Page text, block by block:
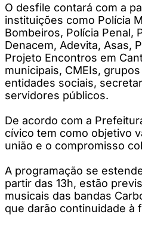
O desfile contará com a
instituições como Polícia
Bombeiros, Polícia Penal,
Denacem, Adevita, Asas,
Projeto Encontros em
municipais, CMEIs,
entidades sociais,
servidores públicos.
De acordo com a
cívico tem como objetivo
união e o compromisso
A programação se
partir das 13h, estão
musicais das bandas
que darão continuidade à